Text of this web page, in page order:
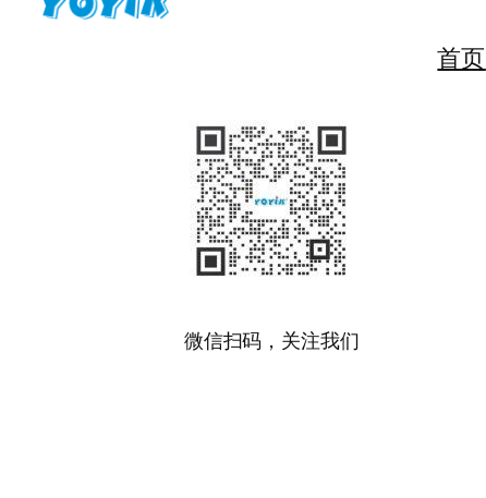
首页
微信扫码，关注我们